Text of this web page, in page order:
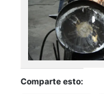
Comparte esto: